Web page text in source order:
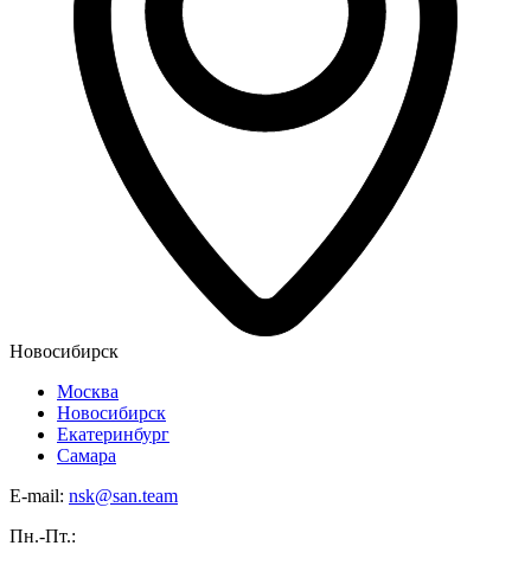
Новосибирск
Москва
Новосибирск
Екатеринбург
Самара
E-mail: nsk@san.team
Пн.-Пт.: